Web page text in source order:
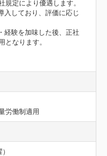
定により優遇します。
入しており、評価に応じ
経験を加味した後、正社
となります。
労働制適用